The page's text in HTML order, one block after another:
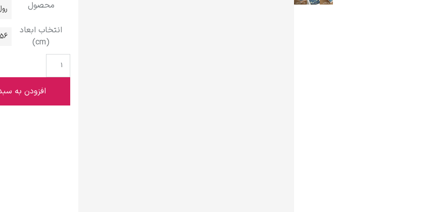
محصول
انتخاب ابعاد
(cm)
افزودن به